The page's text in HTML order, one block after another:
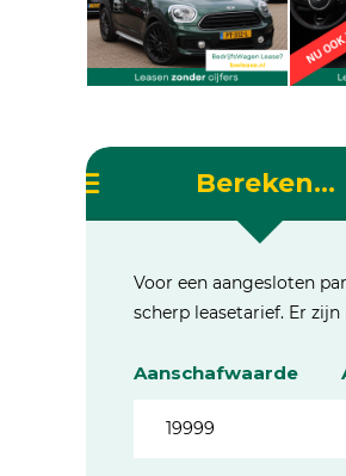
Bereken...
Voor een aangesloten
scherp leasetarief. Er
Aanschafwaarde